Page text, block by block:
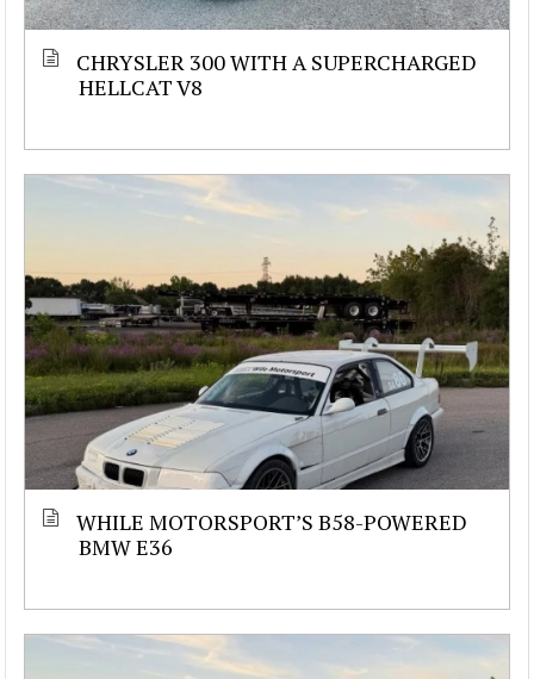
CHRYSLER 300 WITH A SUPERCHARGED
HELLCAT V8
WHILE MOTORSPORT’S B58-POWERED
BMW E36